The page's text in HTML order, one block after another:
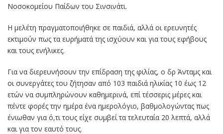
Νοσοκομείου Παίδων του Σινσινάτι.
Η μελέτη πραγματοποιήθηκε σε παιδιά, αλλά οι ερευνητές
εκτιμούν πως τα ευρήματά της ισχύουν και για τους εφήβους
και τους ενήλικες.
Για να διερευνήσουν την επίδραση της φιλίας, ο δρ Άνταμς και
οι συνεργάτες του ζήτησαν από 103 παιδιά ηλικίας 10 έως 12
ετών να συμπληρώνουν καθημερινά, επί τέσσερις μέρες και
πέντε φορές την ημέρα ένα ημερολόγιο, βαθμολογώντας πως
ένιωθαν για ό,τι τους είχε συμβεί τα τελευταία 20 λεπτά, αλλά
και για τον εαυτό τους.